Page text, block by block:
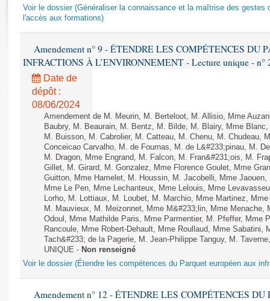
Rapports législatifs
Rapports sur l'application des lois
Baromètre de l’application des lois
Dossiers législatifs
Budget et sécurité sociale
Questions écrites et orales
Comptes rendus des débats
Voir le dossier (Généraliser la connaissance et la maîtrise des gestes
l'accès aux formations)
Amendement n° 9 - ÉTENDRE LES COMPÉTENCES DU
INFRACTIONS À L’ENVIRONNEMENT - Lecture unique - n°
Date de
dépôt :
08/06/2024
Amendement de M. Meurin, M. Berteloot, M. Allisio, Mme
Baubry, M. Beaurain, M. Bentz, M. Bilde, M. Blairy, Mme
M. Buisson, M. Cabrolier, M. Catteau, M. Chenu, M. Chudeau,
Conceicao Carvalho, M. de Fournas, M. de L&#233;pinau, M.
M. Dragon, Mme Engrand, M. Falcon, M. Fran&#231;ois, M.
Gillet, M. Girard, M. Gonzalez, Mme Florence Goulet, Mme
Guitton, Mme Hamelet, M. Houssin, M. Jacobelli, Mme
Mme Le Pen, Mme Lechanteux, Mme Lelouis, Mme
Lorho, M. Lottiaux, M. Loubet, M. Marchio, Mme Martinez,
M. Mauvieux, M. Meizonnet, Mme M&#233;lin, Mme Menache,
Odoul, Mme Mathilde Paris, Mme Parmentier, M. Pfeffer, Mme
Rancoule, Mme Robert-Dehault, Mme Roullaud, Mme
Tach&#233; de la Pagerie, M. Jean-Philippe Tanguy, M.
UNIQUE - Non renseigné
Voir le dossier (Étendre les compétences du Parquet européen aux
Amendement n° 12 - ÉTENDRE LES COMPÉTENCES